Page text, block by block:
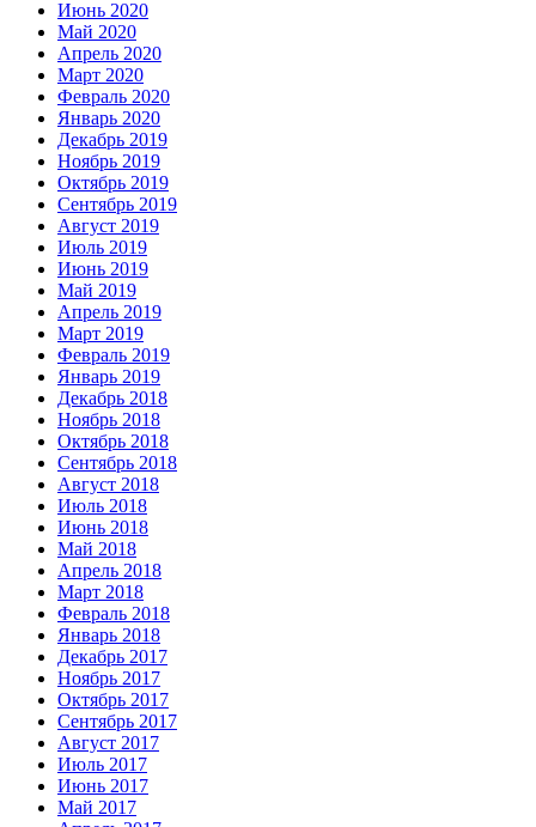
Июнь 2020
Май 2020
Апрель 2020
Март 2020
Февраль 2020
Январь 2020
Декабрь 2019
Ноябрь 2019
Октябрь 2019
Сентябрь 2019
Август 2019
Июль 2019
Июнь 2019
Май 2019
Апрель 2019
Март 2019
Февраль 2019
Январь 2019
Декабрь 2018
Ноябрь 2018
Октябрь 2018
Сентябрь 2018
Август 2018
Июль 2018
Июнь 2018
Май 2018
Апрель 2018
Март 2018
Февраль 2018
Январь 2018
Декабрь 2017
Ноябрь 2017
Октябрь 2017
Сентябрь 2017
Август 2017
Июль 2017
Июнь 2017
Май 2017